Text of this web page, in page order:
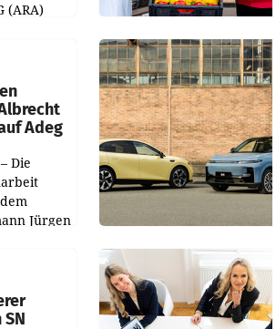
(ARA)
Filialen
Adeg
Die
Jürgen